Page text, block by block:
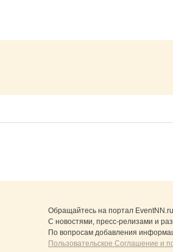
Обращайтесь на портал EventNN.ru
С новостями, пресс-релизами и
По вопросам добавления
Пользовательское Соглашение и